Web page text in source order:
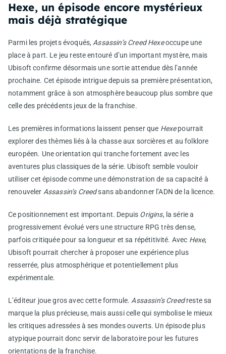
Hexe, un épisode encore mystérieux
mais déjà stratégique
Parmi les projets évoqués,Assassin’s Creed Hexeoccupe une
place à part. Le jeu reste entouré d’un important mystère, mais
Ubisoft confirme désormais une sortie attendue dès l’année
prochaine. Cet épisode intrigue depuis sa première présentation,
notamment grâce à son atmosphère beaucoup plus sombre que
celle des précédents jeux de la franchise.
Les premières informations laissent penser que Hexepourrait
explorer des thèmes liés à la chasse aux sorcières et au folklore
européen. Une orientation qui tranche fortement avec les
aventures plus classiques de la série. Ubisoft semble vouloir
utiliser cet épisode comme une démonstration de sa capacité à
renouveler Assassin’s Creedsans abandonner l’ADN de la licence.
Ce positionnement est important. Depuis Origins, la série a
progressivement évolué vers une structure RPG très dense,
parfois critiquée pour sa longueur et sa répétitivité. Avec Hexe,
Ubisoft pourrait chercher à proposer une expérience plus
resserrée, plus atmosphérique et potentiellement plus
expérimentale.
L’éditeur joue gros avec cette formule.Assassin’s Creedreste sa
marque la plus précieuse, mais aussi celle qui symbolise le mieux
les critiques adressées à ses mondes ouverts. Un épisode plus
atypique pourrait donc servir de laboratoire pour les futures
orientations de la franchise.